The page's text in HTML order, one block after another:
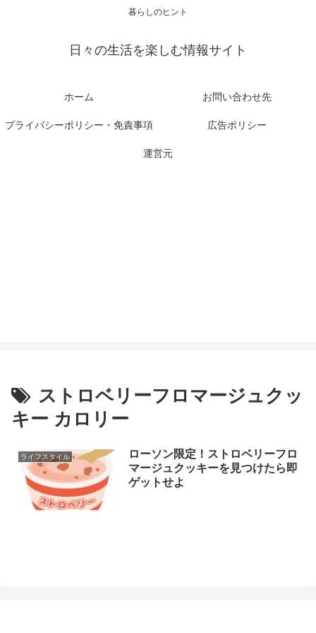
暮らしのヒント
日々の生活を楽しむ情報サイト
ホーム お問い合わせ先
プライバシーポリシー・免責事項 広告ポリシー
運営元
ストロベリーフロマージュクッ
キー カロリー
ライフスタイル
ローソン限定！ストロベリーフロ
マージュクッキーを見つけたら即
ゲットせよ